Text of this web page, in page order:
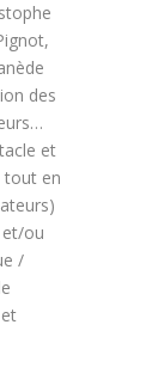
des
et
tout en
et/ou
/